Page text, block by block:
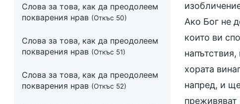
Слова за това, как да преодолеем
покварения нрав (Откъс 50)
Слова за това, как да преодолеем
покварения нрав (Откъс 51)
Слова за това, как да преодолеем
покварения нрав (Откъс 52)
Ако Бог не
които ви
хората
напред, и
преживяват